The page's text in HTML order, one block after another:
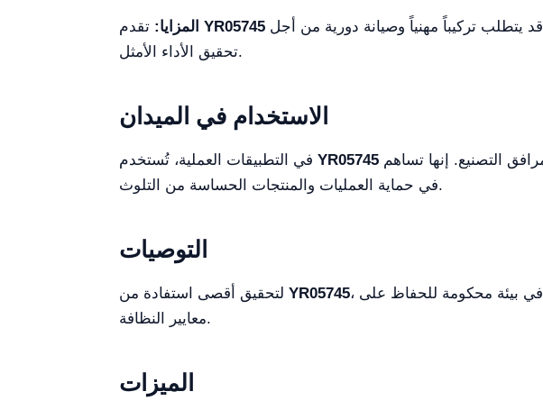
المزايا: YR05745 قد يتطلب تركيباً مهنياً وصيانة دورية من أجل
تحقيق الأداء الأمثل.
الاستخدام في الميدان
YR05745
في حماية العمليات والمنتجات الحساسة من التلوث.
التوصيات
YR05745، تأكد من إجراء صيانة دورية، مثل تنظيف واستبدال الفلاتر. كما يوصى باستخدام الخزانة في بيئة محكومة للحفاظ على
معايير النظافة.
الميزات